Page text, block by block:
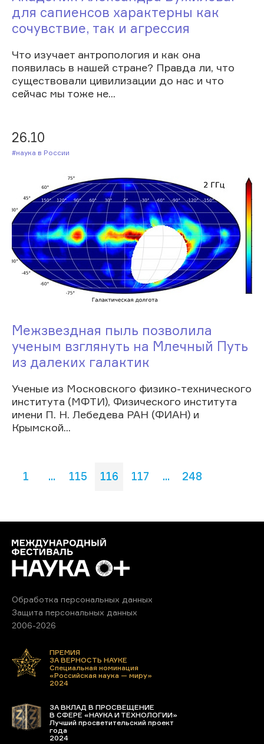
для сапиенсов характерны как
сочувствие, так и агрессия
Что изучает антропология и как она
появилась в нашей стране? Правда ли, что
существовали цивилизации до нас и что
сейчас мы тоже не...
26.10
#Наука в России
Межзвездная пыль позволила
ученым взглянуть на Млечный Путь
из далеких галактик
Ученые из Московского физико-технического
института (МФТИ), Физического института
имени П. Н. Лебедева РАН (ФИАН) и
Крымской...
1 ... 115 116 117 ... 248
Обработка персональных данных
Защита персональных данных
2006-2026
ПРЕМИЯ
ЗА ВЕРНОСТЬ НАУКЕ
Специальная номинация
«Российская наука — миру»
2024
ЗА ВКЛАД В ПРОСВЕЩЕНИЕ
В СФЕРЕ «НАУКА И ТЕХНОЛОГИИ»
Лучший просветительский проект
года
2024